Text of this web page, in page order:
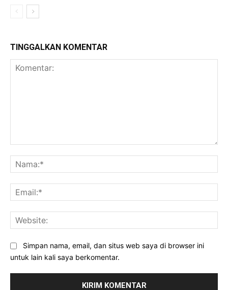
TINGGALKAN KOMENTAR
Simpan nama, email, dan situs web saya di browser ini
untuk lain kali saya berkomentar.